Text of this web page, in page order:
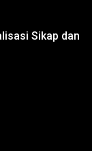
Sikap dan